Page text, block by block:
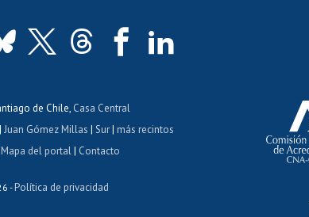
de Chile, Casa Central
Juan Gómez Millas | Sur| más recintos
Mapa del portal| Contacto
-Política de privacidad